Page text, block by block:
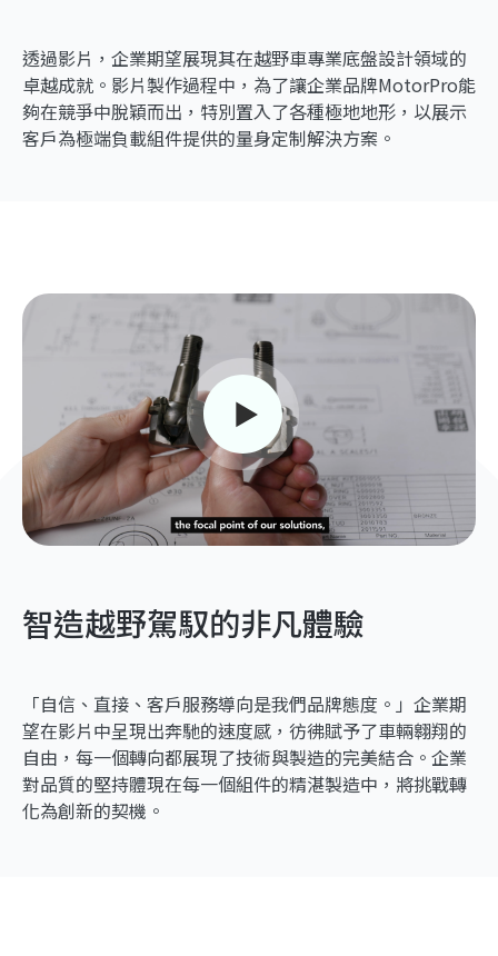
透過影片，企業期望展現其在越野車專業底盤設計領域的
卓越成就。影片製作過程中，為了讓企業品牌MotorPro能
夠在競爭中脫穎而出，特別置入了各種極地地形，以展示
客戶為極端負載組件提供的量身定制解決方案。
智造越野駕馭的非凡體驗
「自信、直接、客戶服務導向是我們品牌態度。」企業期
望在影片中呈現出奔馳的速度感，彷彿賦予了車輛翱翔的
自由，每一個轉向都展現了技術與製造的完美結合。企業
對品質的堅持體現在每一個組件的精湛製造中，將挑戰轉
化為創新的契機。